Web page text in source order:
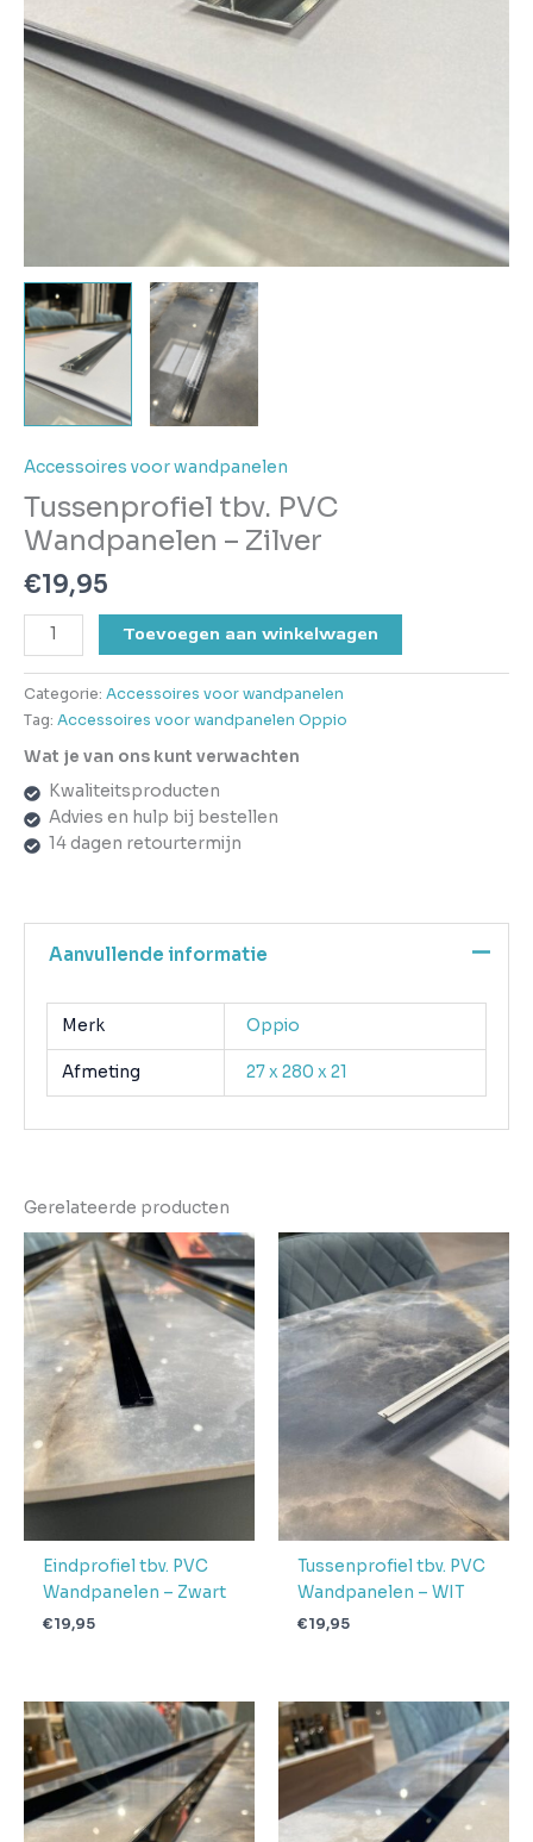
Accessoires voor wandpanelen
Tussenprofiel tbv. PVC
Wandpanelen – Zilver
€19,95
Toevoegen aan winkelwagen
Categorie: Accessoires voor wandpanelen
Tag: Accessoires voor wandpanelen Oppio
Wat je van ons kunt verwachten
Kwaliteitsproducten
Advies en hulp bij bestellen
14 dagen retourtermijn
Aanvullende informatie
Merk Oppio
Afmeting 27 x 280 x 21
Gerelateerde producten
Eindprofiel tbv. PVC
Wandpanelen – Zwart
€19,95
Tussenprofiel tbv. PVC
Wandpanelen – WIT
€19,95